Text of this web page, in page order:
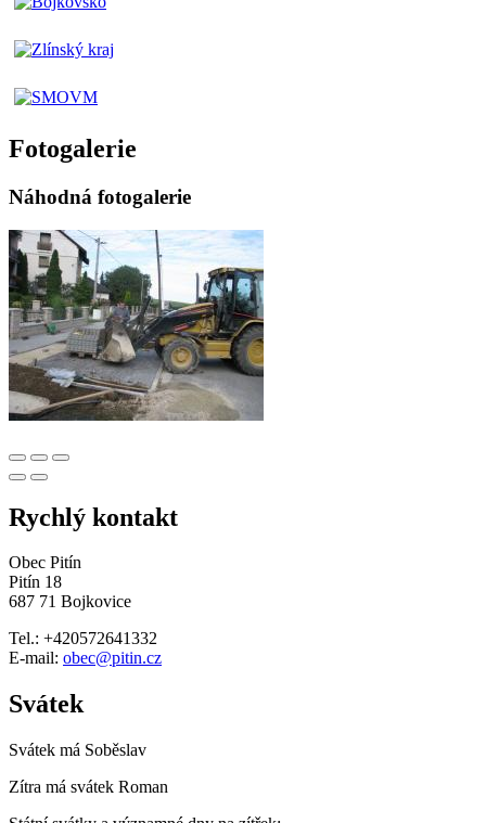
Fotogalerie
Náhodná fotogalerie
Rychlý kontakt
Obec Pitín
Pitín 18
687 71 Bojkovice
Tel.: +420572641332
E-mail: obec@pitin.cz
Svátek
Svátek má Soběslav
Zítra má svátek Roman